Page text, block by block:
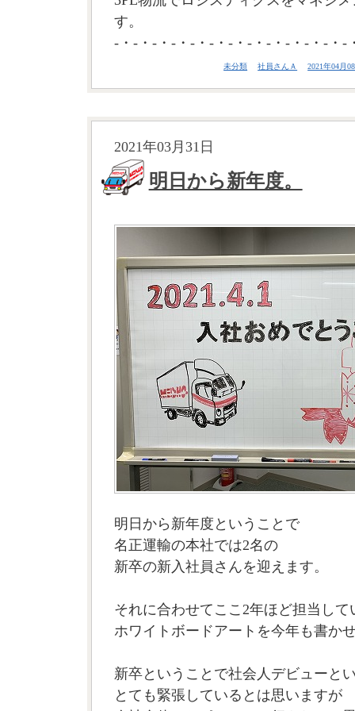
す。
-・-・-・-・-・-・-・-・-・-・-・-・-
未分類 社員さんＡ 2021年04月
2021年03月31日
明日から新年度。
明日から新年度ということで
名正運輸の本社では2名の
新卒の新入社員さんを迎えます。
それに合わせてここ2年ほど担当して
ホワイトボードアートを今年も書か
新卒ということで社会人デビューと
とても緊張しているとは思いますが